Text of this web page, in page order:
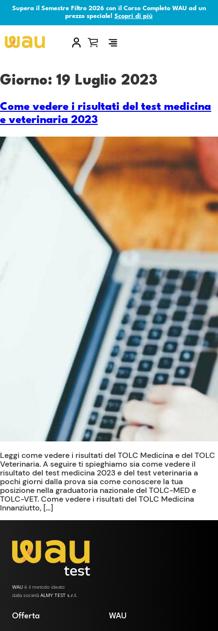
Supera il Semestre Filtro 2026 con il Corso Completo WAU ad un
prezzo speciale! Scopri di più
×
Giorno: 19 Luglio 2023
Come vedere i risultati del test medicina
e veterinaria 2023
Leggi come vedere i risultati del TOLC Medicina e del TOLC
Veterinaria. A seguire ti spieghiamo sia come vedere il
risultato del test medicina 2023 e del test veterinaria a
pochi giorni dalla prova sia come conoscere la tua
posizione nella graduatoria nazionale del TOLC-MED e
TOLC-VET. Come vedere i risultati del TOLC Medicina
Innanziutto, […]
WAU è il metodo ideato
dalla società ALMY TEST s.r.l.
Offerta WAU